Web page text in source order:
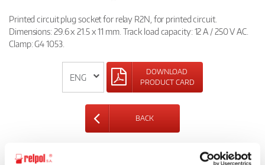
Printed circuit plug socket for relay R2N, for printed circuit.
Dimensions: 29.6 x 21.5 x 11 mm. Track load capacity: 12 A / 250 V AC.
Clamp: G4 1053.
DOWNLOAD
PRODUCT CARD
BACK